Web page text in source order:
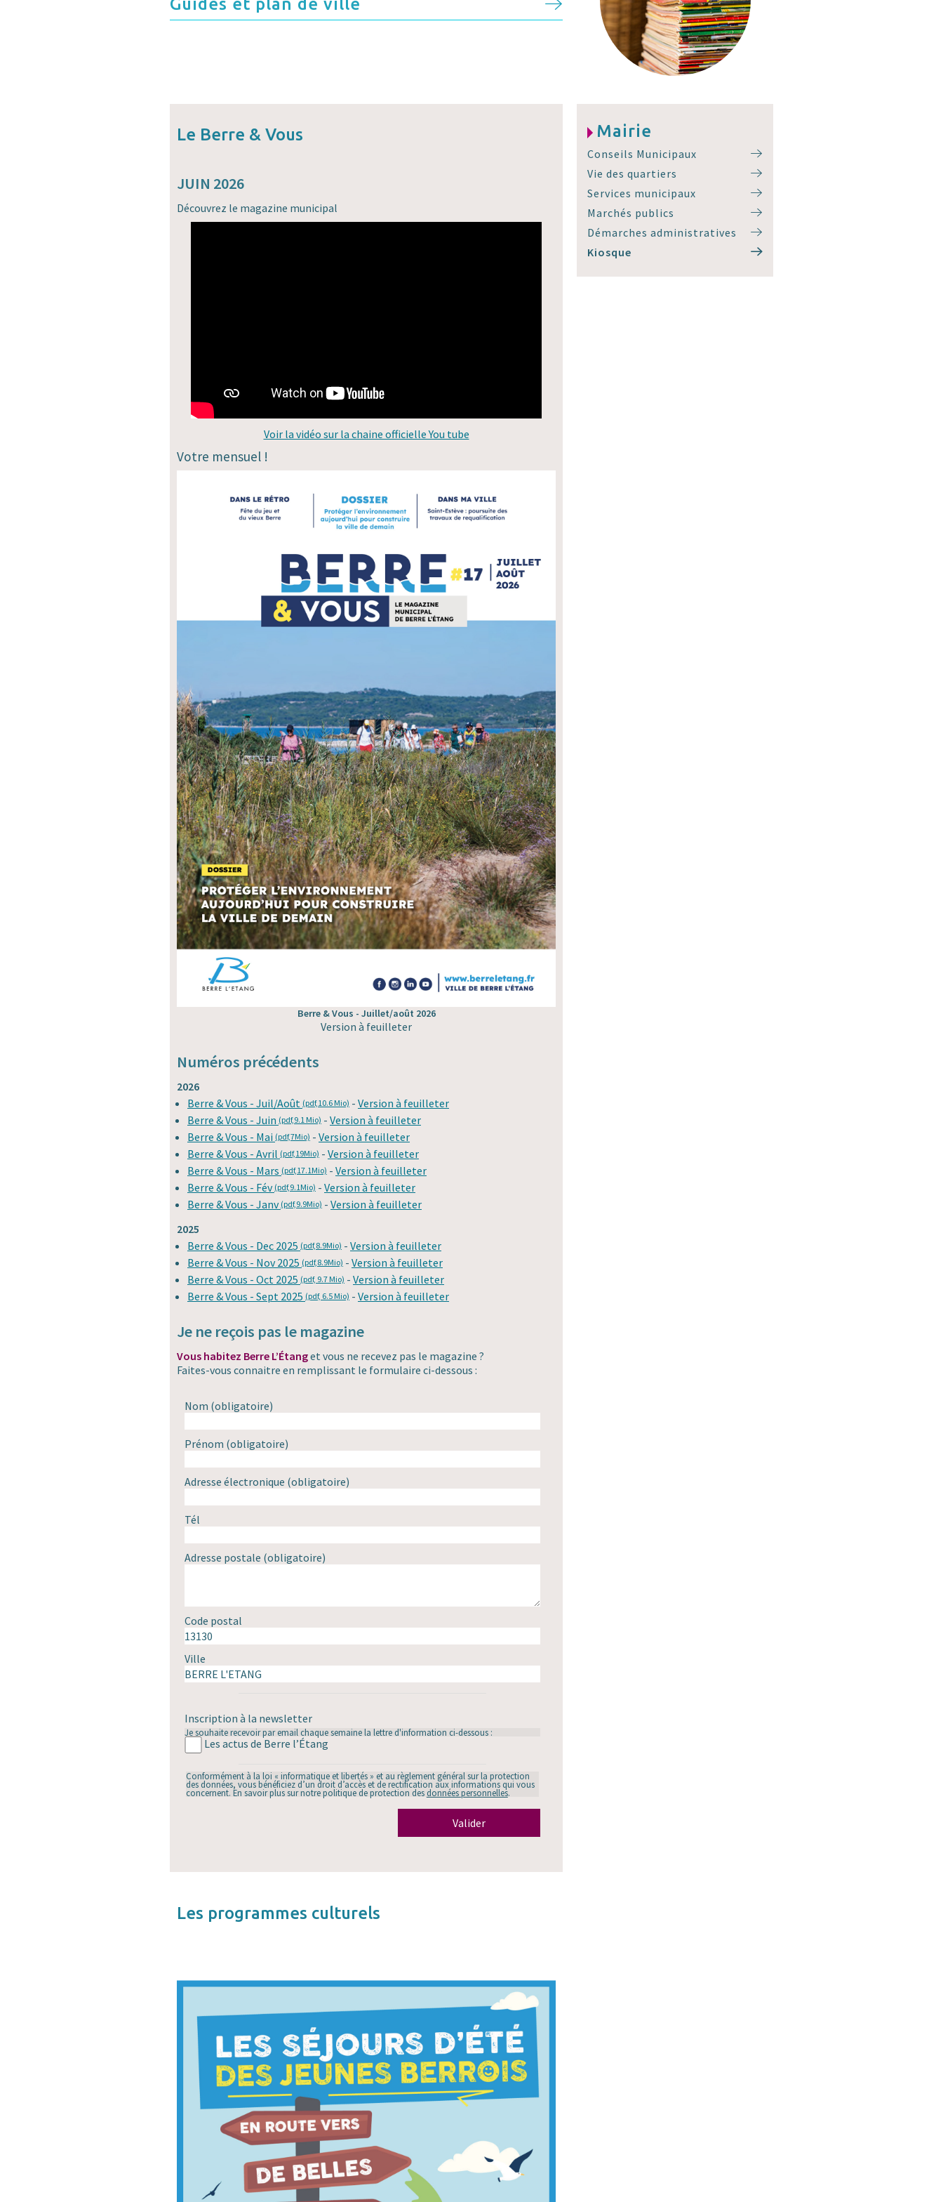
Guides et plan de ville
Le Berre & Vous
JUIN 2026
Découvrez le magazine municipal
Voir la vidéo sur la chaine officielle You tube
Votre mensuel !
Berre & Vous - Juillet/août 2026
Version à feuilleter
Numéros précédents
2026
Berre & Vous - Juil/Août (pdf,10.6 Mio) - Version à feuilleter
Berre & Vous - Juin (pdf,9.1 Mio) - Version à feuilleter
Berre & Vous - Mai (pdf,7Mio) - Version à feuilleter
Berre & Vous - Avril (pdf,19Mio) - Version à feuilleter
Berre & Vous - Mars (pdf,17.1Mio) - Version à feuilleter
Berre & Vous - Fév (pdf,9.1Mio) - Version à feuilleter
Berre & Vous - Janv (pdf,9.9Mio) - Version à feuilleter
2025
Berre & Vous - Dec 2025 (pdf,8.9Mio) - Version à feuilleter
Berre & Vous - Nov 2025 (pdf,8.9Mio) - Version à feuilleter
Berre & Vous - Oct 2025 (pdf, 9.7 Mio) - Version à feuilleter
Berre & Vous - Sept 2025 (pdf, 6.5 Mio) - Version à feuilleter
Je ne reçois pas le magazine
Vous habitez Berre L’Étanget vous ne recevez pas le magazine ?
Faites-vous connaitre en remplissant le formulaire ci-dessous :
Nom (obligatoire)
Prénom (obligatoire)
Adresse électronique (obligatoire)
Tél
Adresse postale (obligatoire)
Code postal
Ville
Inscription à la newsletter
Je souhaite recevoir par email chaque semaine la lettre d'information ci-dessous :
Les actus de Berre l’Étang
Conformément à la loi « informatique et libertés » et au règlement général sur la protection
des données, vous bénéficiez d’un droit d’accès et de rectification aux informations qui vous
concernent. En savoir plus sur notre politique de protection des données personnelles.
Valider
Les programmes culturels
Mairie
Conseils Municipaux
Vie des quartiers
Services municipaux
Marchés publics
Démarches administratives
Kiosque